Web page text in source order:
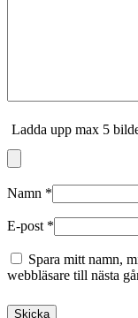
Ladda upp max 5
Namn *
E-post *
Spara mitt namn,
webbläsare till nästa